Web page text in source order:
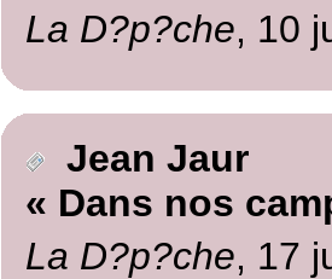
La D?p?che, 10
Jean Jaur
« Dans nos
La D?p?che, 17